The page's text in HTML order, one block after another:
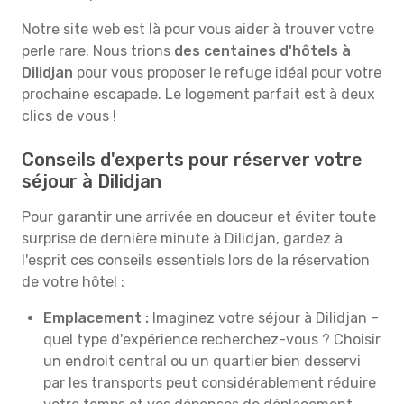
Notre site web est là pour vous aider à trouver votre
perle rare. Nous trions des centaines d'hôtels à
Dilidjan pour vous proposer le refuge idéal pour votre
prochaine escapade. Le logement parfait est à deux
clics de vous !
Conseils d'experts pour réserver votre
séjour à Dilidjan
Pour garantir une arrivée en douceur et éviter toute
surprise de dernière minute à Dilidjan, gardez à
l'esprit ces conseils essentiels lors de la réservation
de votre hôtel :
Emplacement : Imaginez votre séjour à Dilidjan –
quel type d'expérience recherchez-vous ? Choisir
un endroit central ou un quartier bien desservi
par les transports peut considérablement réduire